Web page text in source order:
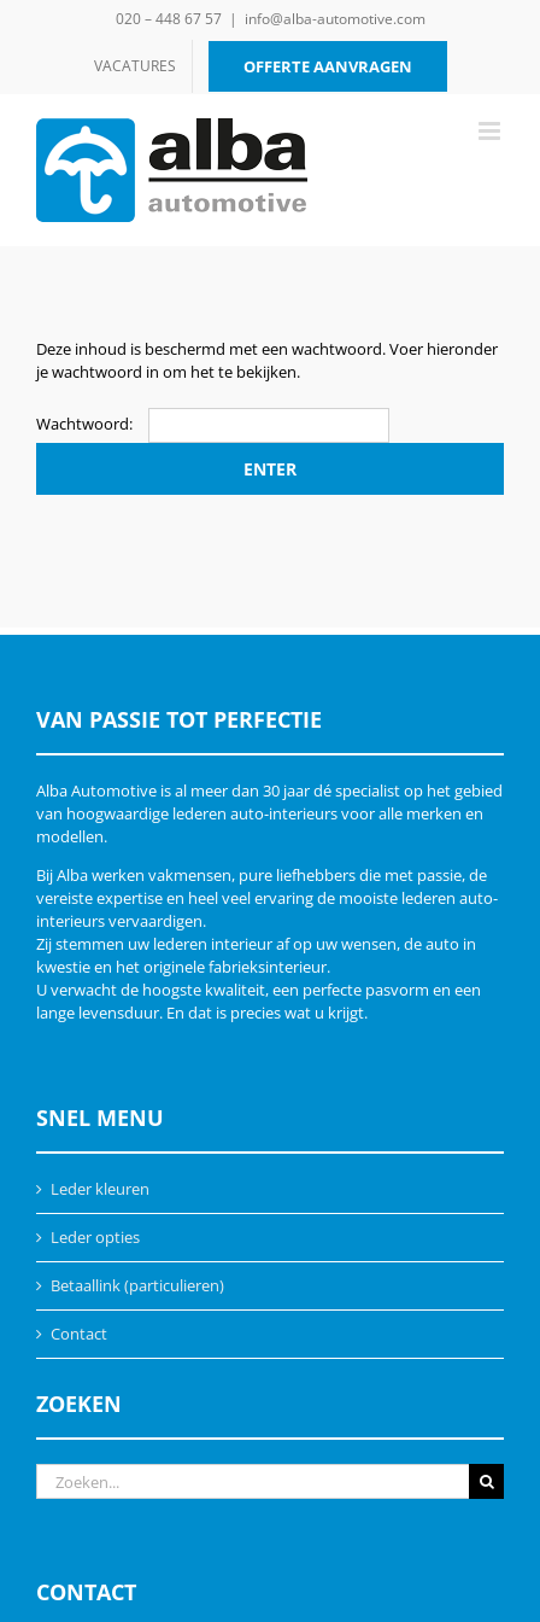
020 – 448 67 57 | info@alba-automotive.com
VACATURES OFFERTE AANVRAGEN
Deze inhoud is beschermd met een wachtwoord. Voer hieronder
je wachtwoord in om het te bekijken.
Wachtwoord:
VAN PASSIE TOT PERFECTIE
Alba Automotive is al meer dan 30 jaar dé specialist op het gebied
van hoogwaardige lederen auto-interieurs voor alle merken en
modellen.
Bij Alba werken vakmensen, pure liefhebbers die met passie, de
vereiste expertise en heel veel ervaring de mooiste lederen auto-
interieurs vervaardigen.
Zij stemmen uw lederen interieur af op uw wensen, de auto in
kwestie en het originele fabrieksinterieur.
U verwacht de hoogste kwaliteit, een perfecte pasvorm en een
lange levensduur. En dat is precies wat u krijgt.
SNEL MENU
Leder kleuren
Leder opties
Betaallink (particulieren)
Contact
ZOEKEN
Zoeken
naar:
CONTACT